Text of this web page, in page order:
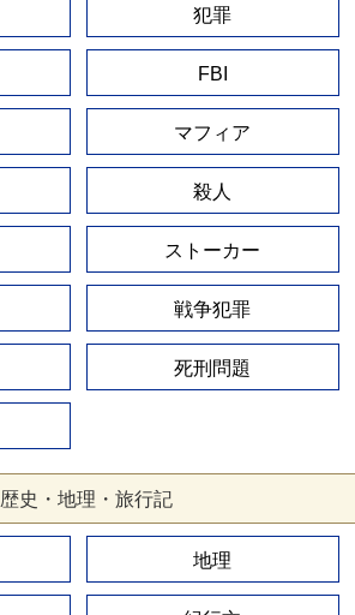
犯罪
FBI
マフィア
殺人
ストーカー
戦争犯罪
死刑問題
歴史・地理・旅行記
地理